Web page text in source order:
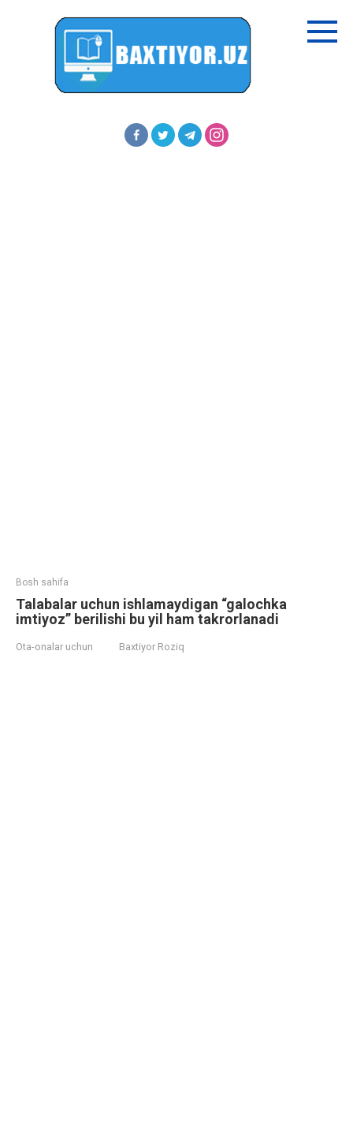
Bosh sahifa
Talabalar uchun ishlamaydigan “galochka
imtiyoz” berilishi bu yil ham takrorlanadi
Ota-onalar uchun Baxtiyor Roziq